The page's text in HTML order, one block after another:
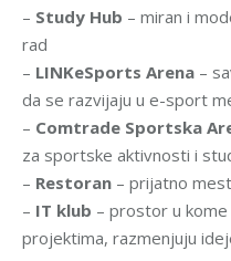
– Study Hub – miran i
rad
– LINKeSports Arena –
da se razvijaju u e-sport
– Comtrade Sportska
za sportske aktivnosti i
– Restoran – prijatno
– IT klub – prostor u
projektima, razmenjuju